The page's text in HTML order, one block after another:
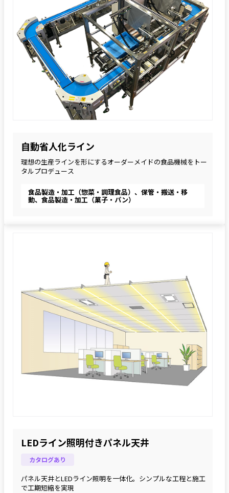
自動省人化ライン
理想の生産ラインを形にするオーダーメイドの食品機械をトー
タルプロデュース
食品製造・加工（惣菜・調理食品）、保管・搬送・移
動、食品製造・加工（菓子・パン）
LEDライン照明付きパネル天井
カタログあり
パネル天井とLEDライン照明を一体化。シンプルな工程と施工
で工期短縮を実現